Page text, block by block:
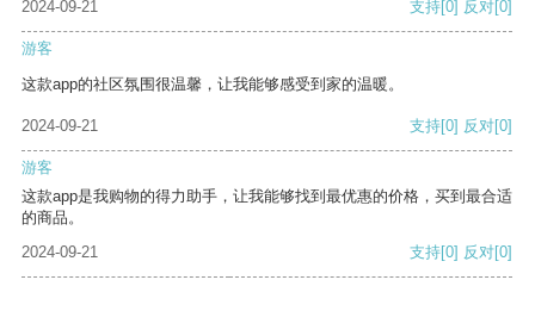
2024-09-21 支持[0] 反对[0]
游客
这款app的社区氛围很温馨，让我能够感受到家的温暖。
2024-09-21 支持[0] 反对[0]
游客
这款app是我购物的得力助手，让我能够找到最优惠的价格，买到最合适
的商品。
2024-09-21
支持[0] 反对[0]